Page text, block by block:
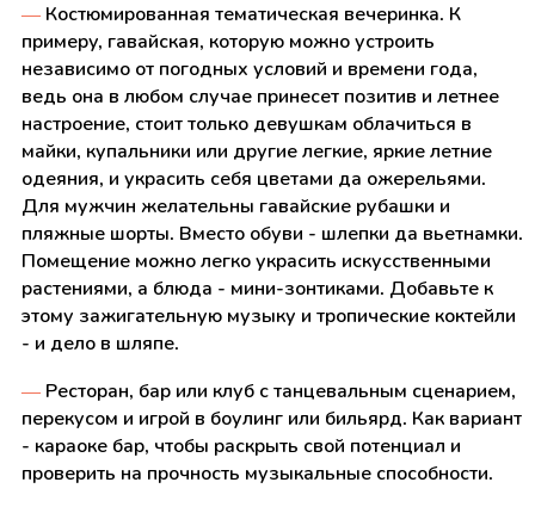
—Костюмированная тематическая вечеринка. К
примеру, гавайская, которую можно устроить
независимо от погодных условий и времени года,
ведь она в любом случае принесет позитив и летнее
настроение, стоит только девушкам облачиться в
майки, купальники или другие легкие, яркие летние
одеяния, и украсить себя цветами да ожерельями.
Для мужчин желательны гавайские рубашки и
пляжные шорты. Вместо обуви - шлепки да вьетнамки.
Помещение можно легко украсить искусственными
растениями, а блюда - мини-зонтиками. Добавьте к
этому зажигательную музыку и тропические коктейли
- и дело в шляпе.
—Ресторан, бар или клуб с танцевальным сценарием,
перекусом и игрой в боулинг или бильярд. Как вариант
- караоке бар, чтобы раскрыть свой потенциал и
проверить на прочность музыкальные способности.